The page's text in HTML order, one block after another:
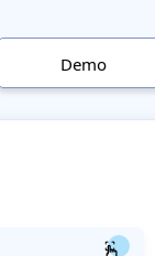
Demo